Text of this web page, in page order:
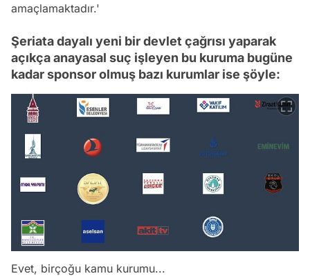
amaçlamaktadır.'
Şeriata dayalı yeni bir devlet çağrısı yaparak
açıkça anayasal suç işleyen bu kuruma bugüne
kadar sponsor olmuş bazı kurumlar ise şöyle:
Evet, birçoğu kamu kurumu...